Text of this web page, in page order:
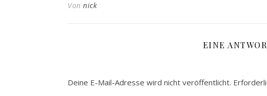
Von nick
EINE
Deine E-Mail-Adresse wird nicht veröffentlicht.